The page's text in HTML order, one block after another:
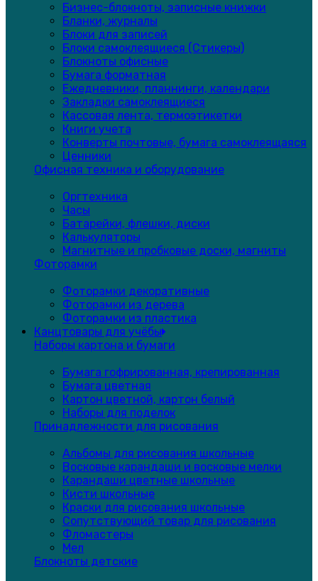
Бизнес-блокноты, записные книжки
Бланки, журналы
Блоки для записей
Блоки самоклеящиеся (Стикеры)
Блокноты офисные
Бумага форматная
Ежедневники, планнинги, календари
Закладки самоклеящиеся
Кассовая лента, термоэтикетки
Книги учета
Конверты почтовые, бумага самоклеящаяся
Ценники
Офисная техника и оборудование
Оргтехника
Часы
Батарейки, флешки, диски
Калькуляторы
Магнитные и пробковые доски, магниты
Фоторамки
Фоторамки декоративные
Фоторамки из дерева
Фоторамки из пластика
Канцтовары для учёбы
Наборы картона и бумаги
Бумага гофрированная, крепированная
Бумага цветная
Картон цветной, картон белый
Наборы для поделок
Принадлежности для рисования
Альбомы для рисования школьные
Восковые карандаши и восковые мелки
Карандаши цветные школьные
Кисти школьные
Краски для рисования школьные
Сопутствующий товар для рисования
Фломастеры
Мел
Блокноты детские